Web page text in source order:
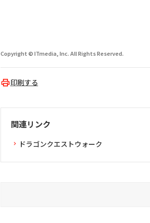
Copyright © ITmedia, Inc. All Rights Reserved.
印刷する
関連リンク
ドラゴンクエストウォーク